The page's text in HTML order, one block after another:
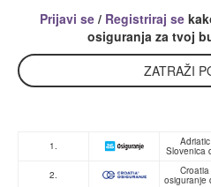
Prijavi se/ Registriraj se
osiguranja za tvoj
ZATRAŽI
1. Adriatic
Slovenica
2. Croatia
osiguranje